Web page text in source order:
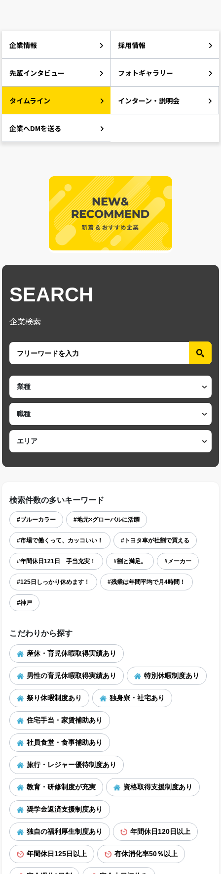
企業情報 採用情報
先輩インタビュー フォトギャラリー
タイムライン インターン・説明会
企業へDMを送る
SEARCH
企業検索
検索件数の多いキーワード
#ブルーカラー #地元×グローバルに活躍
#市場で働くって、カッコいい！ #トヨタ車が社割で買える
#年間休日121日 手当充実！ #割と満足。 #メーカー
#125日しっかり休めます！ #残業は年間平均で月4時間！
#神戸
こだわりから探す
産休・育児休暇取得実績あり
男性の育児休暇取得実績あり 特別休暇制度あり
祭り休暇制度あり 独身寮・社宅あり
住宅手当・家賃補助あり
社員食堂・食事補助あり
旅行・レジャー優待制度あり
教育・研修制度が充実 資格取得支援制度あり
奨学金返済支援制度あり
独自の福利厚生制度あり 年間休日120日以上
年間休日125日以上 有休消化率50％以上